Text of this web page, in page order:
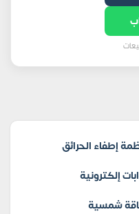
إطفاء الحرائق
إلكترونية
شمسية